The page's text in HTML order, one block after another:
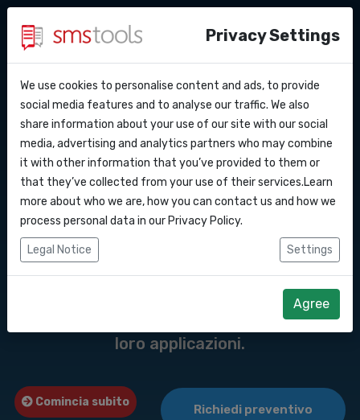
API Docs
Webhooks
Integrazioni
Zapier
Perche’ smstools?
Blog
Accordo del livello di servizio
Contatti
Richiedi un preventivo
Messaggi API del
gateway SMS verso il
Un'API SMS è un'interfaccia di
programmazione delle applicazioni
(Application Programming Interface) che
consente ai programmatori di integrare
l'invio e la ricezione di messaggi SMS nelle
loro applicazioni.
Comincia subito
Richiedi preventivo
Privacy Settings
We use cookies to personalise content and ads, to provide
social media features and to analyse our traffic. We also
share information about your use of our site with our social
media, advertising and analytics partners who may combine
it with other information that you’ve provided to them or
that they’ve collected from your use of their services.Learn
more about who we are, how you can contact us and how we
process personal data in our Privacy Policy.
Legal Notice Settings
Agree